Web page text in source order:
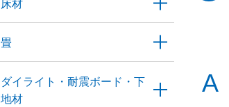
畳
ダイライト・耐震ボード・下
地材